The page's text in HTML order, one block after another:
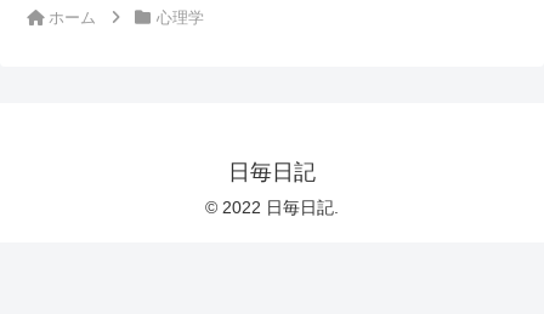
ホーム 心理学
日毎日記
© 2022 日毎日記.